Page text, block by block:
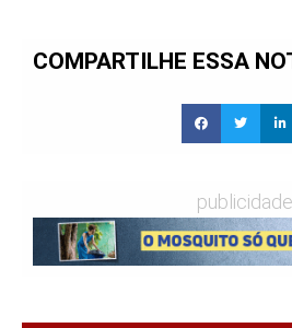
COMPARTILHE ESSA
publicidade